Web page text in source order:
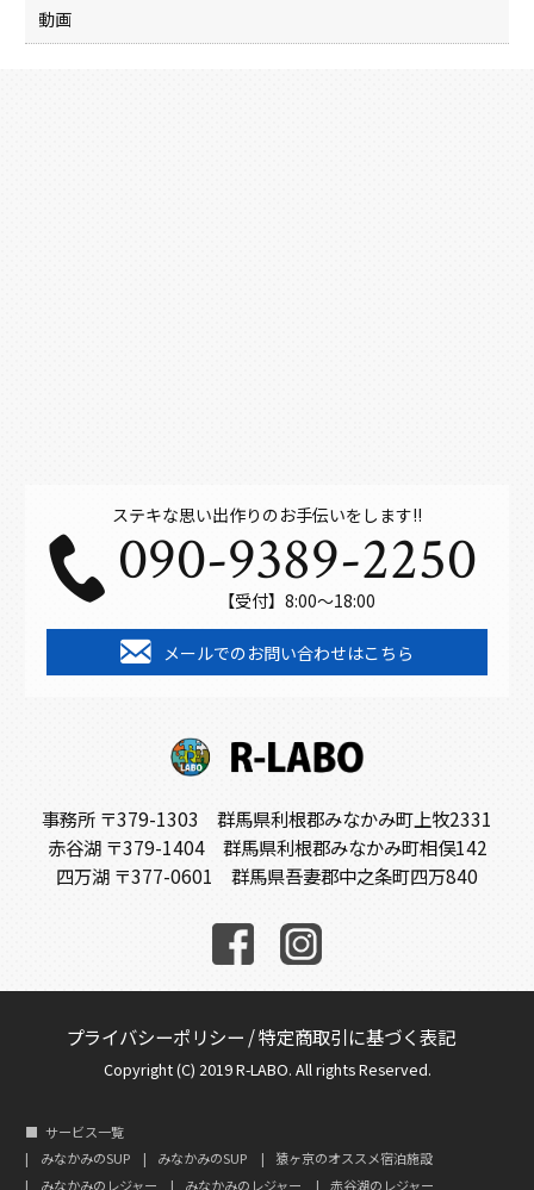
動画
ステキな思い出作りのお手伝いをします!!
090-9389-2250
【受付】8:00～18:00
メールでのお問い合わせはこちら
事務所 〒379-1303 群馬県利根郡みなかみ町上牧2331
赤谷湖 〒379-1404 群馬県利根郡みなかみ町相俣142
四万湖 〒377-0601 群馬県吾妻郡中之条町四万840
プライバシーポリシー /特定商取引に基づく表記
Copyright (C) 2019 R-LABO. All rights Reserved.
サービス一覧
みなかみのSUP
みなかみのSUP
猿ヶ京のオススメ宿泊施設
みなかみのレジャー
みなかみのレジャー 赤谷湖のレジャー